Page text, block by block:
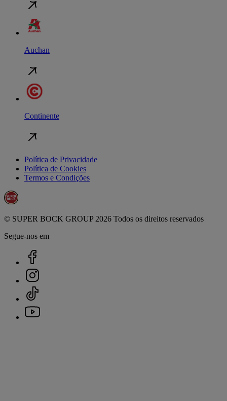
Auchan
Continente
Política de Privacidade
Política de Cookies
Termos e Condições
© SUPER BOCK GROUP 2026 Todos os direitos reservados
Segue-nos em